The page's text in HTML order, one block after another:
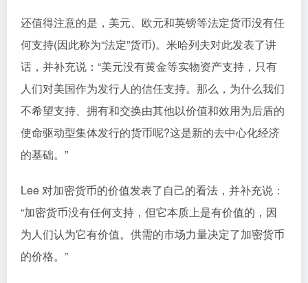
还值得注意的是，美元、欧元和英镑等法定货币没有任
何支持(因此称为“法定”货币)。米哈列夫对此发表了讲
话，并补充说：“美元没有黄金等实物资产支持，只有
人们对美国作为发行人的信任支持。那么，为什么我们
不希望支持、拥有和交换由其他以价值和效用为后盾的
使命驱动型集体发行的货币呢?这是新的去中心化经济
的基础。”
Lee 对加密货币的价值发表了自己的看法，并补充说：
“加密货币没有任何支持，但它本质上是有价值的，因
为人们认为它有价值。供需的市场力量决定了加密货币
的价格。”